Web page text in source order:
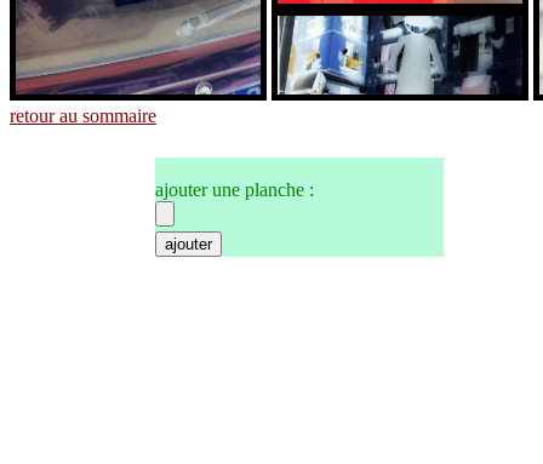
retour au sommaire
ajouter une planche :